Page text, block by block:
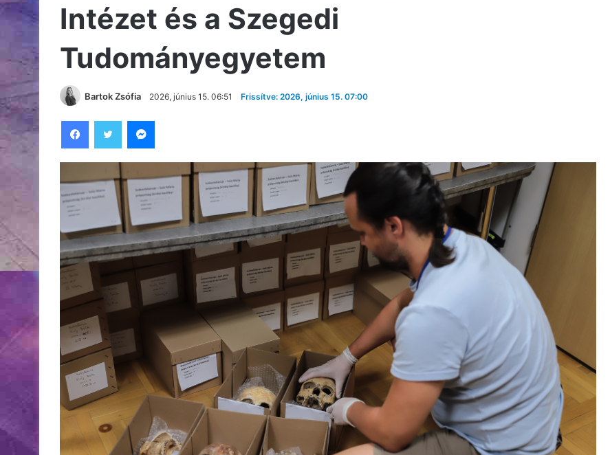
Intézet és a Szegedi
Tudományegyetem
Bartok Zsófia 2026, június 15. 06:51 Frissítve: 2026, június 15. 07:00